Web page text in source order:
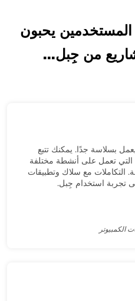
يحبون
من جِبل...
بسلاسة جدًا. يمكنك تتبع
التي تعمل على أنشطة مختلفة
التكاملات مع سلاك وتطبيقات
تجربة استخدام جِبل.
الكمبيوتر